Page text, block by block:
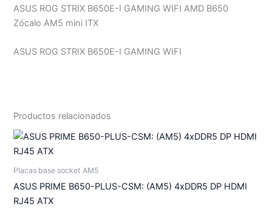
ASUS ROG STRIX B650E-I GAMING WIFI AMD B650
Zócalo AM5 mini ITX
ASUS ROG STRIX B650E-I GAMING WIFI
Productos relacionados
Placas base socket AM5
ASUS PRIME B650-PLUS-CSM: (AM5) 4xDDR5 DP HDMI
RJ45 ATX